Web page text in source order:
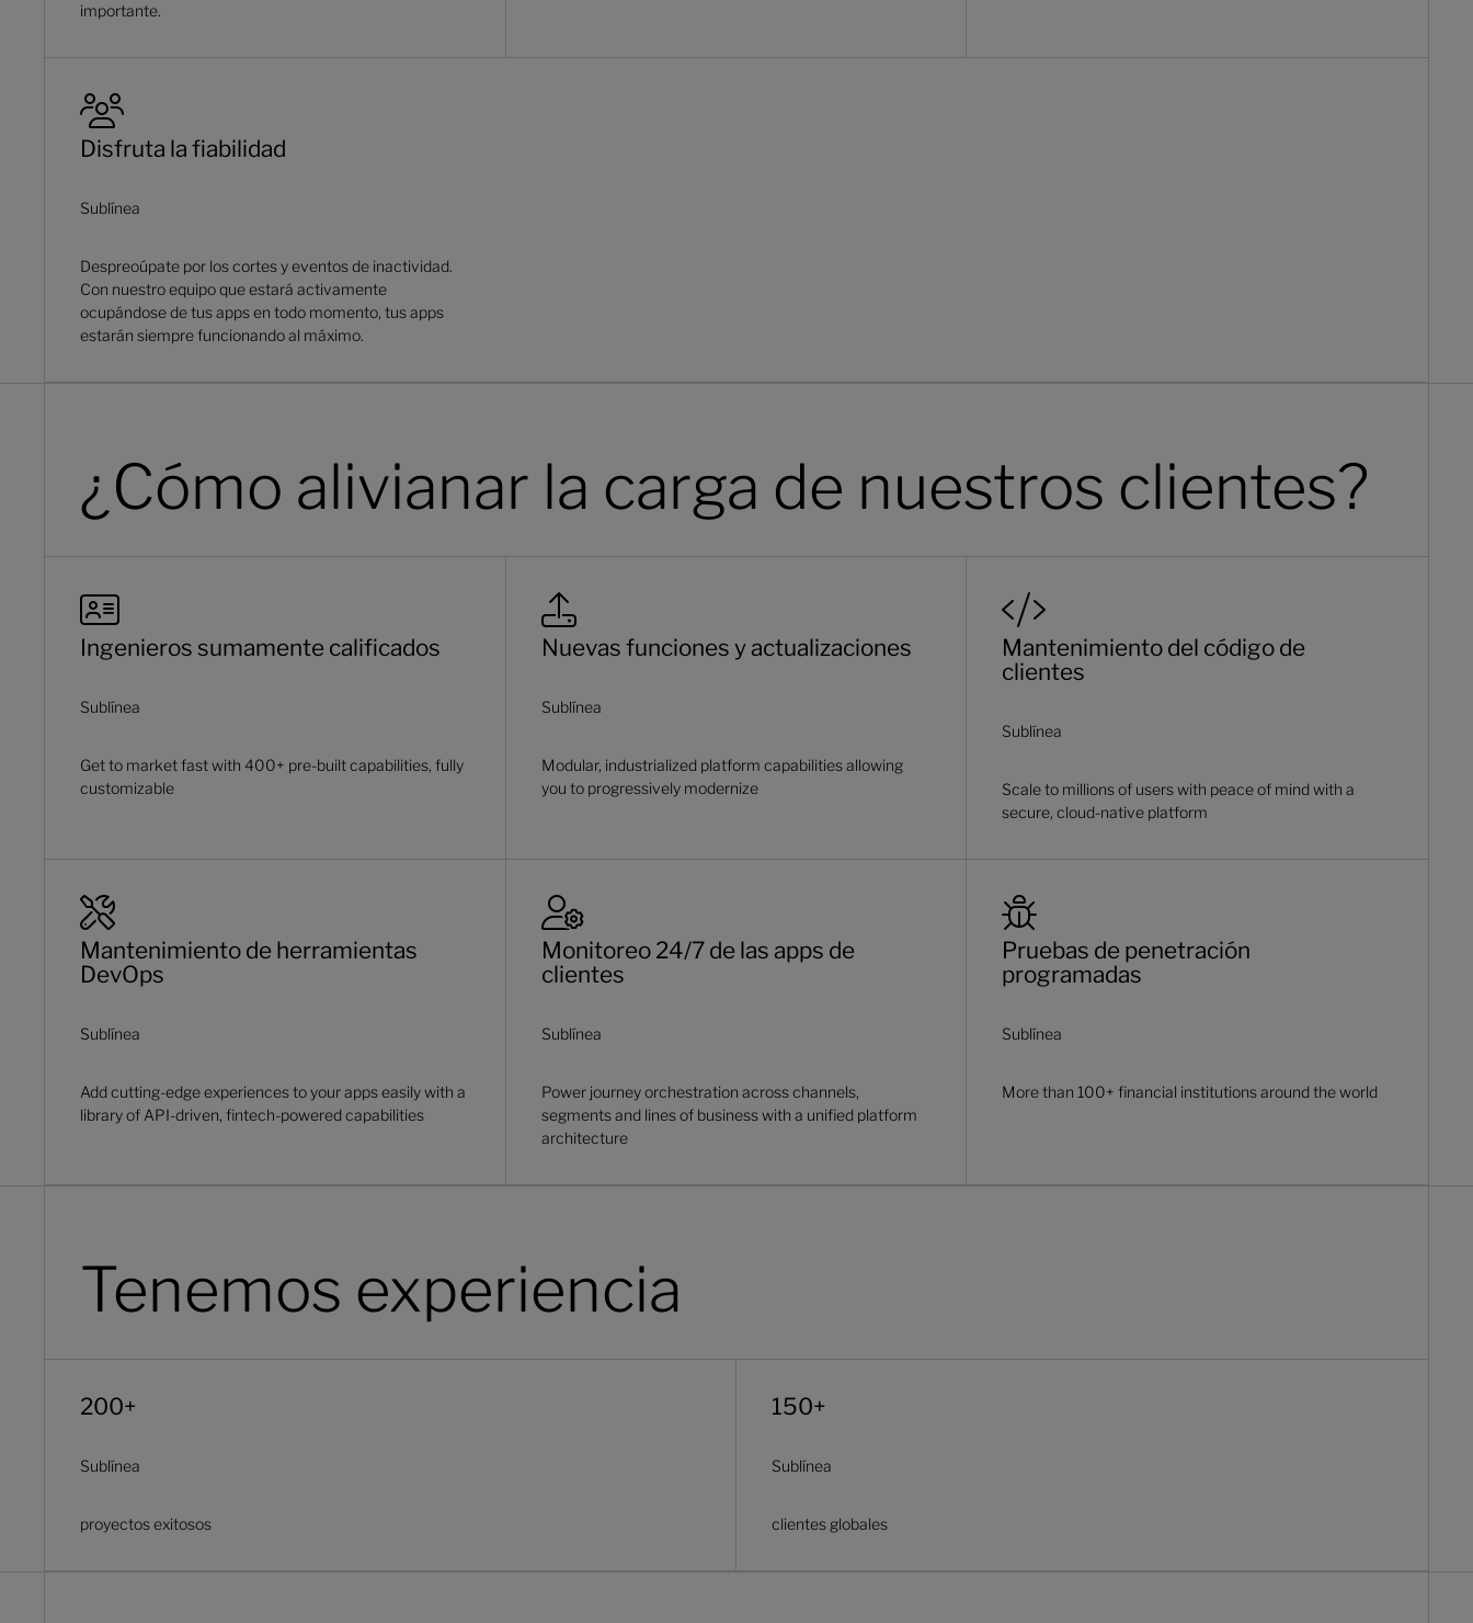
importante.
Disfruta la fiabilidad
Sublínea
Despreoúpate por los cortes y eventos de inactividad.
Con nuestro equipo que estará activamente
ocupándose de tus apps en todo momento, tus apps
estarán siempre funcionando al máximo.
¿Cómo alivianar la carga de nuestros clientes?
Ingenieros sumamente calificados
Sublínea
Get to market fast with 400+ pre-built capabilities, fully
customizable
Nuevas funciones y actualizaciones
Sublínea
Modular, industrialized platform capabilities allowing
you to progressively modernize
Mantenimiento del código de
clientes
Sublínea
Scale to millions of users with peace of mind with a
secure, cloud-native platform
Mantenimiento de herramientas
DevOps
Sublínea
Add cutting-edge experiences to your apps easily with a
library of API-driven, fintech-powered capabilities
Monitoreo 24/7 de las apps de
clientes
Sublínea
Power journey orchestration across channels,
segments and lines of business with a unified platform
architecture
Pruebas de penetración
programadas
Sublínea
More than 100+ financial institutions around the world
Tenemos experiencia
200+
Sublínea
proyectos exitosos
150+
Sublínea
clientes globales